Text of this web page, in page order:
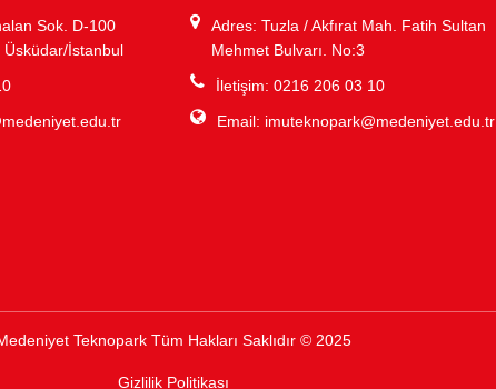
Sok. D-100
Üsküdar/İstanbul
Adres: Tuzla / Akfırat Mah. Fatih Sultan
Mehmet Bulvarı. No:3
İletişim: 0216 206 03 10
Email: imuteknopark@medeniyet.edu.tr
Teknopark Tüm Hakları Saklıdır © 2025
Gizlilik Politikası